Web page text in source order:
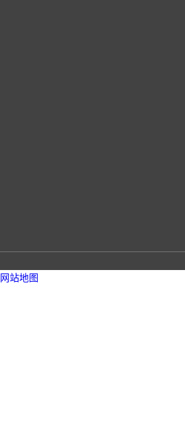
网站地图